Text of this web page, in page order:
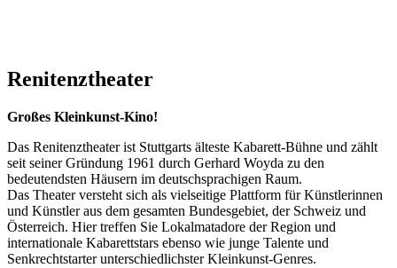
Renitenztheater
Großes Kleinkunst-Kino!
Das Renitenztheater ist Stuttgarts älteste Kabarett-Bühne und zählt
seit seiner Gründung 1961 durch Gerhard Woyda zu den
bedeutendsten Häusern im deutschsprachigen Raum.
Das Theater versteht sich als vielseitige Plattform für Künstlerinnen
und Künstler aus dem gesamten Bundesgebiet, der Schweiz und
Österreich. Hier treffen Sie Lokalmatadore der Region und
internationale Kabarettstars ebenso wie junge Talente und
Senkrechtstarter unterschiedlichster Kleinkunst-Genres.